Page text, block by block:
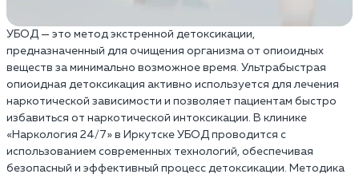
УБОД — это метод экстренной детоксикации,
предназначенный для очищения организма от опиоидных
веществ за минимально возможное время. Ультрабыстрая
опиоидная детоксикация активно используется для лечения
наркотической зависимости и позволяет пациентам быстро
избавиться от наркотической интоксикации. В клинике
«Наркология 24/7» в Иркутске УБОД проводится с
использованием современных технологий, обеспечивая
безопасный и эффективный процесс детоксикации. Методика